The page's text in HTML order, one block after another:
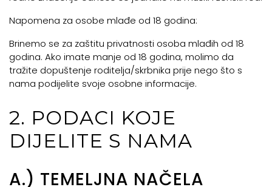
Napomena za osobe mlađe od 18 godina:
Brinemo se za zaštitu privatnosti osoba mlađih od 18
godina. Ako imate manje od 18 godina, molimo da
tražite dopuštenje roditelja/skrbnika prije nego što s
nama podijelite svoje osobne informacije.
2. PODACI KOJE
DIJELITE S NAMA
A.) TEMELJNA NAČELA